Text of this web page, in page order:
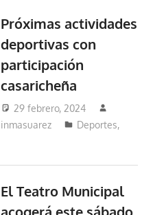
Próximas actividades
deportivas con
participación
casaricheña
29 febrero, 2024
inmasuarez
Deportes,
El Teatro Municipal
acogerá este sábado